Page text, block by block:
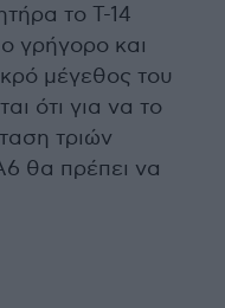
το T-14
γρήγορο και
μέγεθος του
ότι για να το
τριών
θα πρέπει να